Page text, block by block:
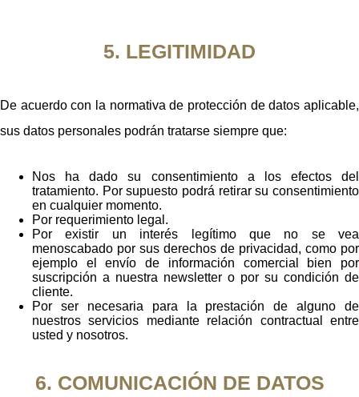
5. LEGITIMIDAD
De acuerdo con la normativa de protección de datos aplicable,
sus datos personales podrán tratarse siempre que:
Nos ha dado su consentimiento a los efectos del
tratamiento. Por supuesto podrá retirar su consentimiento
en cualquier momento.
Por requerimiento legal.
Por existir un interés legítimo que no se vea
menoscabado por sus derechos de privacidad, como por
ejemplo el envío de información comercial bien por
suscripción a nuestra newsletter o por su condición de
cliente.
Por ser necesaria para la prestación de alguno de
nuestros servicios mediante relación contractual entre
usted y nosotros.
6. COMUNICACIÓN DE DATOS